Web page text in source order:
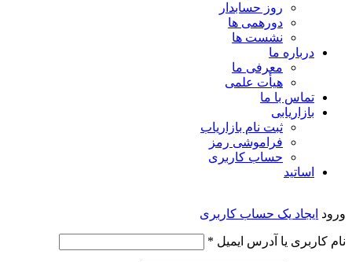
روز حسابدار
دورهمی ها
نشست ها
درباره ما
معرفی ما
هیأت علمی
تماس با ما
بازاریابی
ثبت نام بازاریاب
فراموشی رمز
حساب کاربری
اساتید
ورود ایجاد یک حساب کاربری
نام کاربری یا آدرس ایمیل *